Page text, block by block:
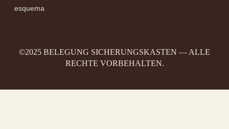
esquema
©2025 BELEGUNG SICHERUNGSKASTEN — ALLE
RECHTE VORBEHALTEN.